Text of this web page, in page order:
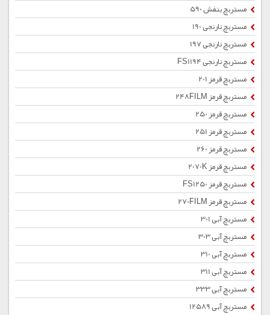
مستربچ بنفش 590
مستربچ نارنجی 190
مستربچ نارنجی 197
مستربچ نارنجی FS1194
مستربچ قرمز 201
مستربچ قرمز 248FILM
مستربچ قرمز 250
مستربچ قرمز 251
مستربچ قرمز 260
مستربچ قرمز 2070K
مستربچ قرمز FS1250
مستربچ قرمز 270FILM
مستربچ آبی 301
مستربچ آبی 303
مستربچ آبی 310
مستربچ آبی 311
مستربچ آبی 333
مستربچ آبی 12589